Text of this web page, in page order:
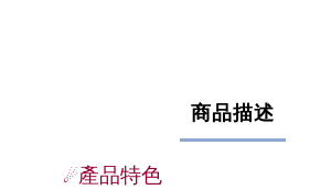
商品描述
☄產品特色